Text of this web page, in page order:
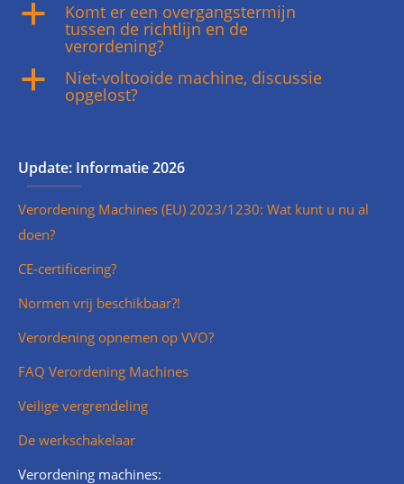
a Komt er een overgangstermijn
tussen de richtlijn en de
verordening?
a Niet-voltooide machine, discussie
opgelost?
Update: Informatie 2026
Verordening Machines (EU) 2023/1230: Wat kunt u nu al
doen?
CE-certificering?
Normen vrij beschikbaar?!
Verordening opnemen op VVO?
FAQ Verordening Machines
Veilige vergrendeling
De werkschakelaar
Verordening machines: